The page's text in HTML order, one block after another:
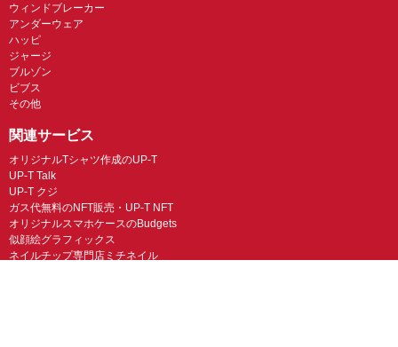
ウィンドブレーカー
アンダーウェア
ハッピ
ジャージ
ブルゾン
ビブス
その他
関連サービス
オリジナルTシャツ作成のUP-T
UP-T Talk
UP-T クジ
ガス代無料のNFT販売・UP-T NFT
オリジナルスマホケースのBudgets
似顔絵グラフィックス
ネイルチップ専門店ミチネイル